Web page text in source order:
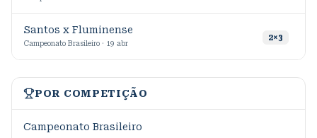
Santos x Fluminense
Campeonato Brasileiro · 19 abr
2×3
POR COMPETIÇÃO
Campeonato Brasileiro